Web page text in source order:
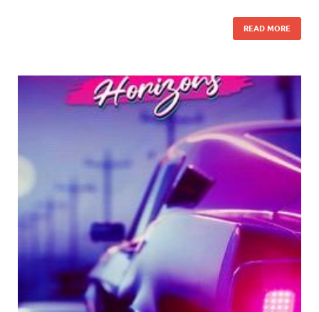
READ MORE